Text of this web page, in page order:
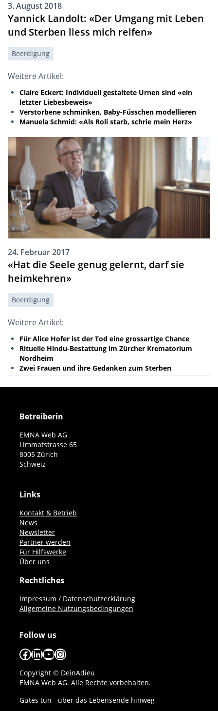
3. August 2018
Yannick Landolt: «Der Umgang mit Leben
und Sterben liess mich reifen»
Beerdigung
Weitere Artikel:
Claire Eckert: Individuell gestaltete Urnen sind «ein
letzter Liebesbeweis»
Verstorbene schminken, Baby-Füsschen modellieren
Manuela Schmid: «Als Roli starb, schrie mein Herz»
24. Februar 2017
«Hat die Seele genug gelernt, darf sie
heimkehren»
Beerdigung
Weitere Artikel:
Für Alice Hofer ist der Tod eine grossartige Chance
Rituelle Hindu-Bestattung im Zürcher Krematorium
Nordheim
Zwei Frauen und ihre Gedanken zum Sterben
Betreiberin
EMNA Web AG
Limmatstrasse 65
8005 Zürich
Schweiz
Links
Kontakt & Betrieb
News
Newsletter
Partner werden
Für Hilfswerke
Über uns
Rechtliches
Impressum / Datenschutzerklärung
Allgemeine Nutzungsbedingungen
Follow us
Facebook
LinkedIn
YouTube
Instagram
Copyright © DeinAdieu
EMNA Web AG. Alle Rechte vorbehalten.
Gutes tun - über das Lebensende hinweg